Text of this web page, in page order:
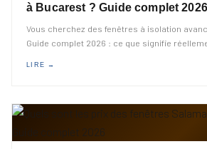
à Bucarest ? Guide complet 2026
Vous cherchez des fenêtres à isolation
Guide complet 2026 : ce que signifie
LIRE →